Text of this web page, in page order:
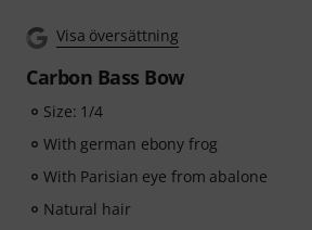
Visa översättning
Carbon Bass Bow
Size: 1/4
With german ebony frog
With Parisian eye from abalone
Natural hair